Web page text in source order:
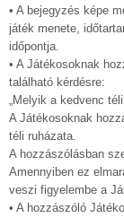
• A bejegyzés képe
játék menete,
időpontja.
• A Játékosoknak
található kérdésre:
„Melyik a kedvenc
A Játékosoknak
téli ruházata.
A hozzászólásban
Amennyiben ez
veszi figyelembe a
• A hozzászóló